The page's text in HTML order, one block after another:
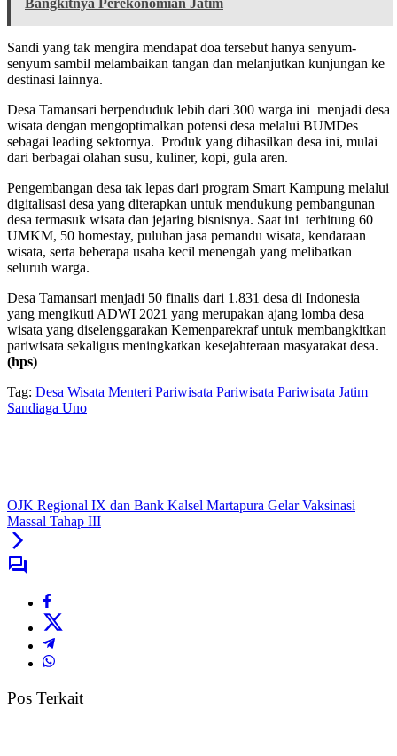
Bangkitnya Perekonomian Jatim
Sandi yang tak mengira mendapat doa tersebut hanya senyum-
senyum sambil melambaikan tangan dan melanjutkan kunjungan ke
destinasi lainnya.
Desa Tamansari berpenduduk lebih dari 300 warga ini menjadi desa
wisata dengan mengoptimalkan potensi desa melalui BUMDes
sebagai leading sektornya. Produk yang dihasilkan desa ini, mulai
dari berbagai olahan susu, kuliner, kopi, gula aren.
Pengembangan desa tak lepas dari program Smart Kampung melalui
digitalisasi desa yang diterapkan untuk mendukung pembangunan
desa termasuk wisata dan jejaring bisnisnya. Saat ini terhitung 60
UMKM, 50 homestay, puluhan jasa pemandu wisata, kendaraan
wisata, serta beberapa usaha kecil menengah yang melibatkan
seluruh warga.
Desa Tamansari menjadi 50 finalis dari 1.831 desa di Indonesia
yang mengikuti ADWI 2021 yang merupakan ajang lomba desa
wisata yang diselenggarakan Kemenparekraf untuk membangkitkan
pariwisata sekaligus meningkatkan kesejahteraan masyarakat desa.
(hps)
Tag: Desa Wisata Menteri Pariwisata Pariwisata Pariwisata Jatim
Sandiaga Uno
OJK Regional IX dan Bank Kalsel Martapura Gelar Vaksinasi
Massal Tahap III
Pos Terkait